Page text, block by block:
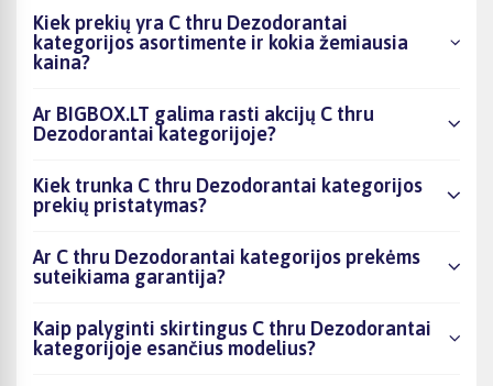
Kiek prekių yra C thru Dezodorantai
kategorijos asortimente ir kokia žemiausia
kaina?
Ar BIGBOX.LT galima rasti akcijų C thru
Dezodorantai kategorijoje?
Kiek trunka C thru Dezodorantai kategorijos
prekių pristatymas?
Ar C thru Dezodorantai kategorijos prekėms
suteikiama garantija?
Kaip palyginti skirtingus C thru Dezodorantai
kategorijoje esančius modelius?